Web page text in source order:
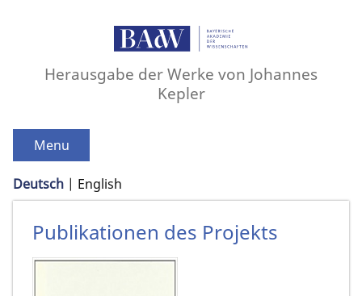
Herausgabe der Werke von Johannes
Kepler
Menu
Deutsch English
Publikationen des Projekts